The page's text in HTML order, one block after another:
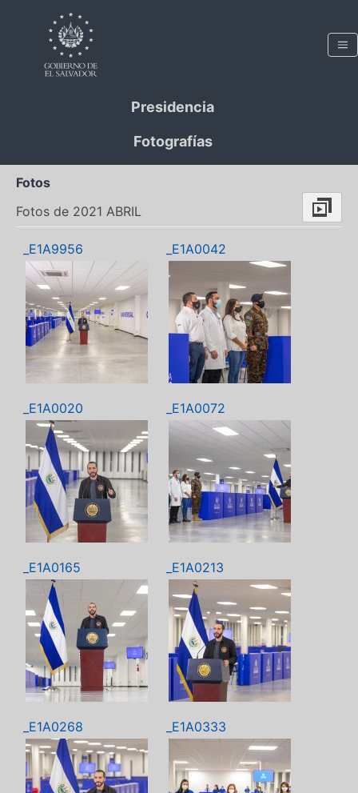
Presidencia
Fotografías
Fotos
Fotos de 2021 ABRIL
_E1A9956 _E1A0042
_E1A0020 _E1A0072
_E1A0165 _E1A0213
_E1A0268 _E1A0333